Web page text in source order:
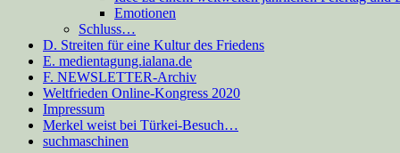
Emotionen
Schluss…
D. Streiten für eine Kultur des Friedens
E. medientagung.ialana.de
F. NEWSLETTER-Archiv
Weltfrieden Online-Kongress 2020
Impressum
Merkel weist bei Türkei-Besuch…
suchmaschinen